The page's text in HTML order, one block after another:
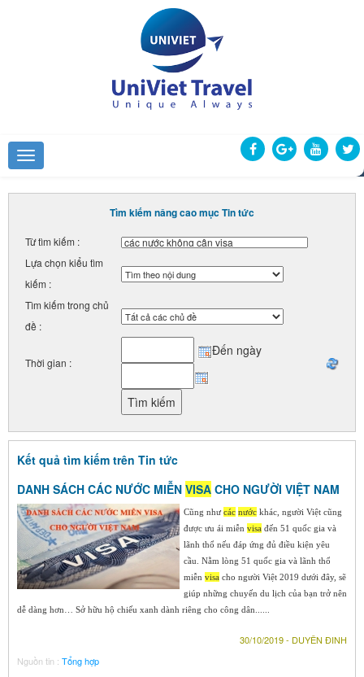
Tìm kiếm nâng cao mục Tin tức
Từ tìm kiếm :
Lựa chọn kiểu tìm
kiếm :
Tìm kiếm trong chủ
đề :
Thời gian :
Đến ngày
Kết quả tìm kiếm trên Tin tức
DANH SÁCH CÁC NƯỚC MIỄN VISA CHO NGƯỜI VIỆT NAM
Cũng nhưcác nước khác, người Việt cũng
được ưu ái miễn visa đến 51 quốc gia và
lãnh thổ nếu đáp ứng đủ điều kiện yêu
cầu. Nằm lòng 51 quốc gia và lãnh thổ
miễn visa cho người Việt 2019 dưới đây, sẽ
giúp những chuyến du lịch của bạn trở nên
dễ dàng hơn… Sở hữu hộ chiếu xanh dành riêng cho công dân......
30/10/2019 - DUYÊN ĐINH
Nguồn tin : Tổng hợp